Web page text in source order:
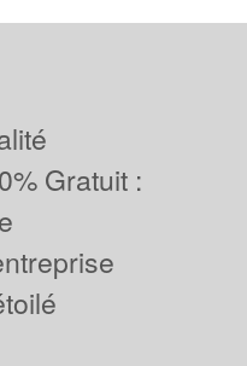
Gratuit :